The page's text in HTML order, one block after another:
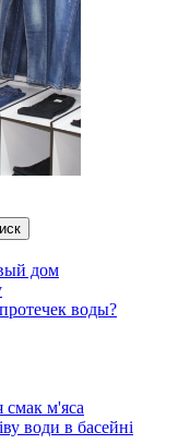
дом
воды?
смак м'яса
води в басейні